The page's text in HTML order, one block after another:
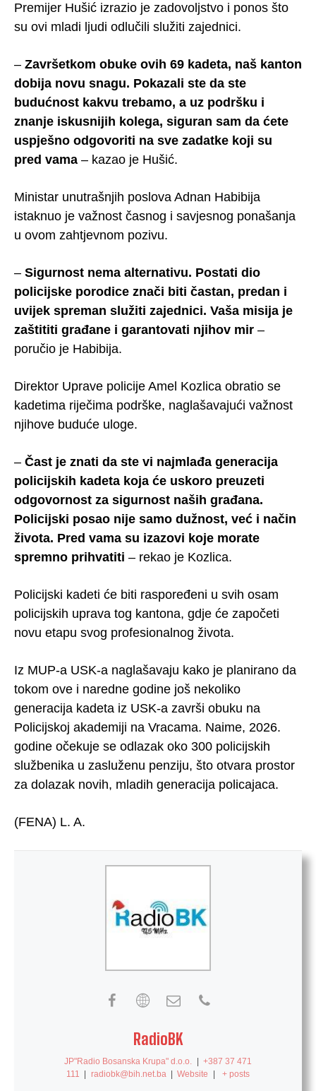
Premijer Hušić izrazio je zadovoljstvo i ponos što
su ovi mladi ljudi odlučili služiti zajednici.
– Završetkom obuke ovih 69 kadeta, naš kanton
dobija novu snagu. Pokazali ste da ste
budućnost kakvu trebamo, a uz podršku i
znanje iskusnijih kolega, siguran sam da ćete
uspješno odgovoriti na sve zadatke koji su
pred vama – kazao je Hušić.
Ministar unutrašnjih poslova Adnan Habibija
istaknuo je važnost časnog i savjesnog ponašanja
u ovom zahtjevnom pozivu.
– Sigurnost nema alternativu. Postati dio
policijske porodice znači biti častan, predan i
uvijek spreman služiti zajednici. Vaša misija je
zaštititi građane i garantovati njihov mir –
poručio je Habibija.
Direktor Uprave policije Amel Kozlica obratio se
kadetima riječima podrške, naglašavajući važnost
njihove buduće uloge.
– Čast je znati da ste vi najmlađa generacija
policijskih kadeta koja će uskoro preuzeti
odgovornost za sigurnost naših građana.
Policijski posao nije samo dužnost, već i način
života. Pred vama su izazovi koje morate
spremno prihvatiti – rekao je Kozlica.
Policijski kadeti će biti raspoređeni u svih osam
policijskih uprava tog kantona, gdje će započeti
novu etapu svog profesionalnog života.
Iz MUP-a USK-a naglašavaju kako je planirano da
tokom ove i naredne godine još nekoliko
generacija kadeta iz USK-a završi obuku na
Policijskoj akademiji na Vracama. Naime, 2026.
godine očekuje se odlazak oko 300 policijskih
službenika u zasluženu penziju, što otvara prostor
za dolazak novih, mladih generacija policajaca.
(FENA) L. A.
RadioBK
JP"Radio Bosanska Krupa" d.o.o.
+387 37 471
111
radiobk@bih.net.ba Website + posts